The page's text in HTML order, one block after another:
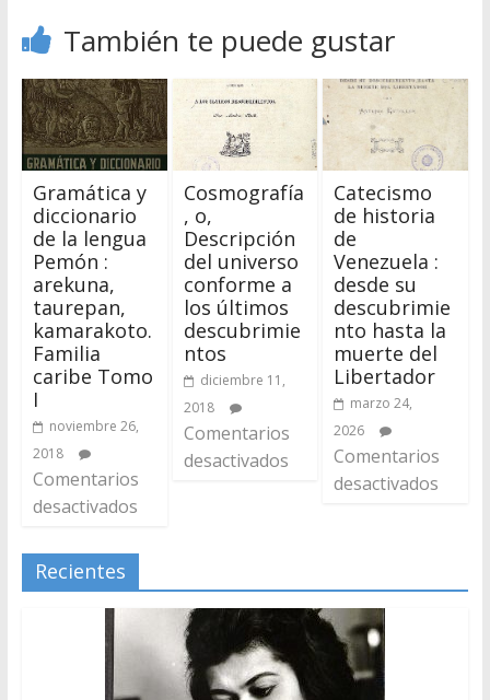
También te puede gustar
Gramática y
diccionario
de la lengua
Pemón :
arekuna,
taurepan,
kamarakoto.
Familia
caribe Tomo
I
noviembre 26,
2018
Comentarios
desactivados
Cosmografía
, o,
Descripción
del universo
conforme a
los últimos
descubrimie
ntos
diciembre 11,
2018
Comentarios
desactivados
Catecismo
de historia
de
Venezuela :
desde su
descubrimie
nto hasta la
muerte del
Libertador
marzo 24,
2026
Comentarios
desactivados
Recientes